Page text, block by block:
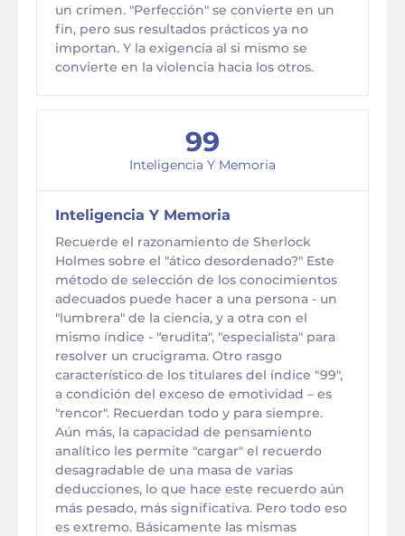
un crimen. "Perfección" se convierte en un
fin, pero sus resultados prácticos ya no
importan. Y la exigencia al si mismo se
convierte en la violencia hacia los otros.
99
Inteligencia Y Memoria
Inteligencia Y Memoria
Recuerde el razonamiento de Sherlock
Holmes sobre el "ático desordenado?" Este
método de selección de los conocimientos
adecuados puede hacer a una persona - un
"lumbrera" de la ciencia, y a otra con el
mismo índice - "erudita", "especialista" para
resolver un crucigrama. Otro rasgo
característico de los titulares del índice "99",
a condición del exceso de emotividad – es
"rencor". Recuerdan todo y para siempre.
Aún más, la capacidad de pensamiento
analítico les permite "cargar" el recuerdo
desagradable de una masa de varias
deducciones, lo que hace este recuerdo aún
más pesado, más significativa. Pero todo eso
es extremo. Básicamente las mismas